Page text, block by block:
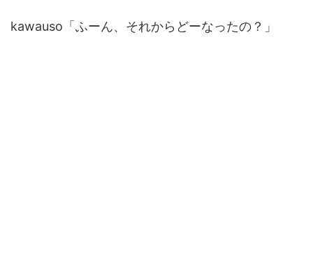
kawauso「ふーん、それからどーなったの？」